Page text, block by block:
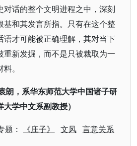
对话的整个文明进程之中，深刻
基和其发言所指。只有在这个整
语才可能被正确理解，其对当下
重新发掘，而不是只被裁取为一
。
朗，系华东师范大学中国诸子研
学中文系副教授）
： 《庄子》 文风 言意关系